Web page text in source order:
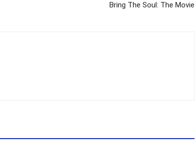
Bring The Soul: The Movie